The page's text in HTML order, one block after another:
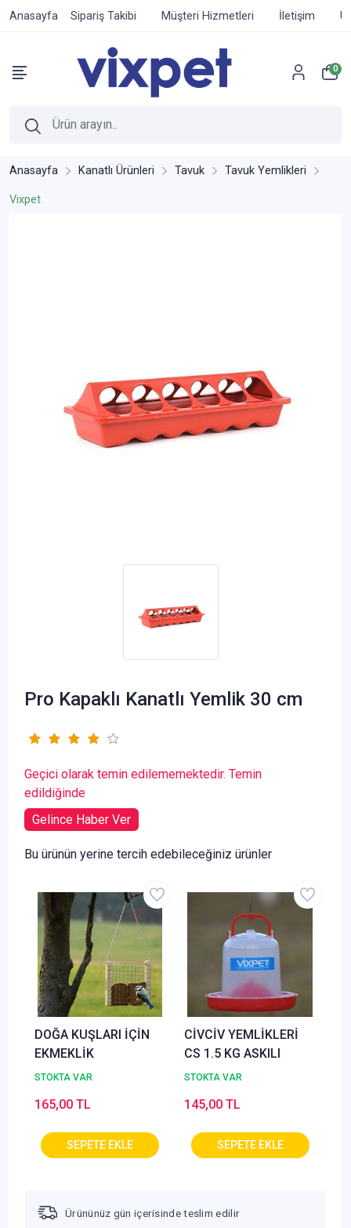
Anasayfa Sipariş Takibi Müşteri Hizmetleri İletişim
0
Anasayfa Kanatlı Ürünleri Tavuk Tavuk Yemlikleri
Vixpet
Pro Kapaklı Kanatlı Yemlik 30 cm
Geçici olarak temin edilememektedir. Temin
edildiğinde
Gelince Haber Ver
Bu ürünün yerine tercih edebileceğiniz ürünler
DOĞA KUŞLARI İÇİN
EKMEKLİK
STOKTA VAR
165,00 TL
CİVCİV YEMLİKLERİ
CS 1.5 KG ASKILI
STOKTA VAR
145,00 TL
Ürününüz gün içerisinde teslim edilir